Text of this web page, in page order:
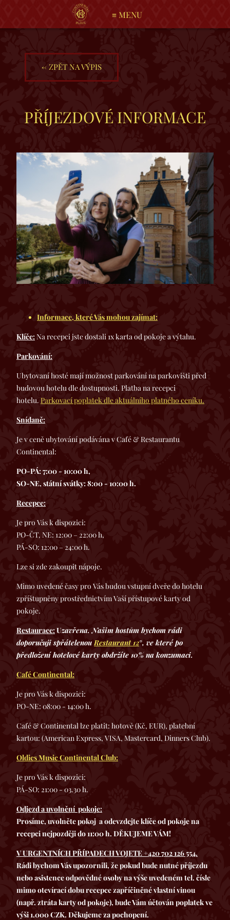
≡ MENU
← ZPĚT NA VÝPIS
PŘÍJEZDOVÉ INFORMACE
Informace, které Vás mohou zajímat:
Klíče:Na recepci jste dostali 1x karta od pokoje a výtahu.
Parkování:
Ubytovaní hosté mají možnost parkování na parkovišti před
budovou hotelu dle dostupnosti. Platba na recepci
hotelu. Parkovací poplatek dle aktuálního platného ceníku.
Snídaně:
Je v ceně ubytování podávána v Café & Restaurantu
Continental:
PO-PÁ: 7:00 - 10:00 h,
SO-NE, státní svátky: 8:00 - 10:00 h.
Recepce:
Je pro Vás k dispozici:
PO-ČT, NE: 12:00 – 22:00 h,
PÁ-SO: 12:00 – 24:00 h.
Lze si zde zakoupit nápoje.
Mimo uvedené časy pro Vás budou vstupní dveře do hotelu
zpříštupněny prostřednictvím Vaší přístupové karty od
pokoje.
Restaurace:Uzavřena. Našim hostům bychom rádi
doporučuji spřátelenouRestaurant 12°, ve které po
předložení hotelové karty obdržíte 10% na konzumaci.
Café Continental:
Je pro Vás k dispozici:
PO-NE: 08:00 - 14:00 h.
Café & Continental lze platit: hotově (Kč, EUR), platební
kartou: (American Express, VISA, Mastercard, Dinners Club).
Oldies Music Continental Club:
Je pro Vás k dispozici:
PÁ-SO: 21:00 - 03.30 h.
Odjezd a uvolnění pokoje:
Prosíme, uvolněte pokoj a odevzdejte klíče od pokoje na
recepci nejpozději do 11:00 h. DĚKUJEME VÁM!
V URGENTNÍCH PŘÍPADECH VOJETE +420 702 126 554.
Rádi bychom Vás upozornili, že pokud bude nutné příjezdu
nebo asistence odpovědné osoby na výše uvedeném tel. čísle
mimo otevírací dobu recepce zapříčiněné vlastní vinou
(např. ztráta karty od pokoje), bude Vám účtován poplatek ve
výši 1.000 CZK. Děkujeme za pochopení.